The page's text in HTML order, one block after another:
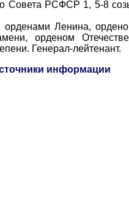
РСФСР 1, 5-8
Ленина, орденом
орденом
Генерал-лейтенант.
информации